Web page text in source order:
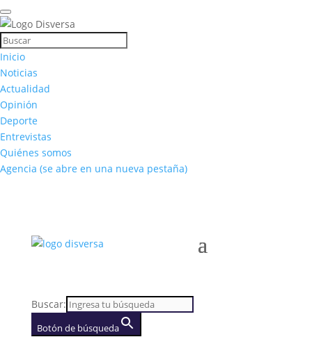
Inicio
Noticias
Actualidad
Opinión
Deporte
Entrevistas
Quiénes somos
Agencia (se abre en una nueva pestaña)
Buscar:
Botón de búsqueda